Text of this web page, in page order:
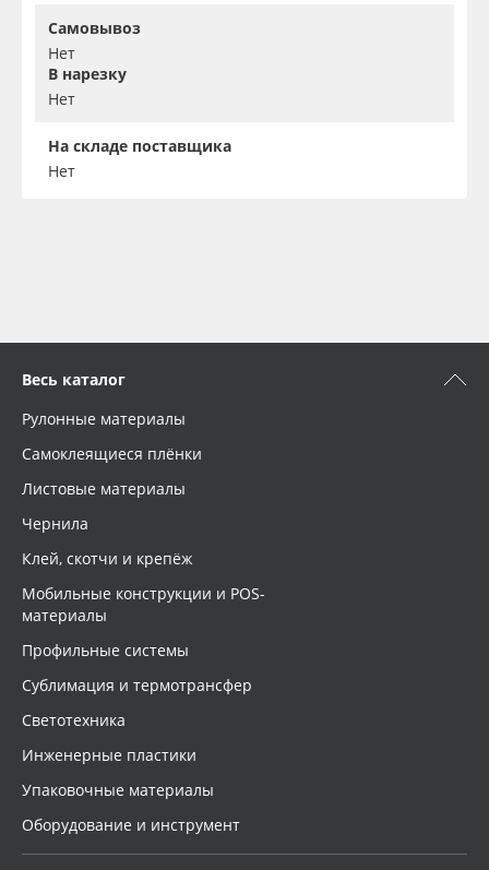
Самовывоз
Нет
В нарезку
Нет
На складе поставщика
Нет
Весь каталог
Рулонные материалы
Самоклеящиеся плёнки
Листовые материалы
Чернила
Клей, скотчи и крепёж
Мобильные конструкции и POS-
материалы
Профильные системы
Сублимация и термотрансфер
Светотехника
Инженерные пластики
Упаковочные материалы
Оборудование и инструмент